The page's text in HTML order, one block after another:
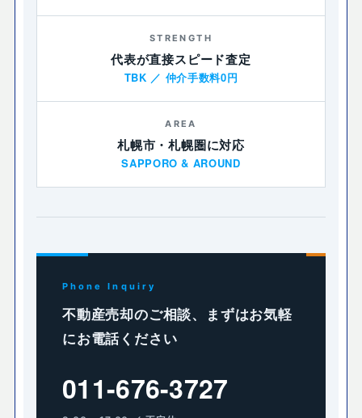
STRENGTH
代表が直接スピード査定
TBK ／ 仲介手数料0円
AREA
札幌市・札幌圏に対応
SAPPORO & AROUND
Phone Inquiry
不動産売却のご相談、まずはお気軽
にお電話ください
011-676-3727